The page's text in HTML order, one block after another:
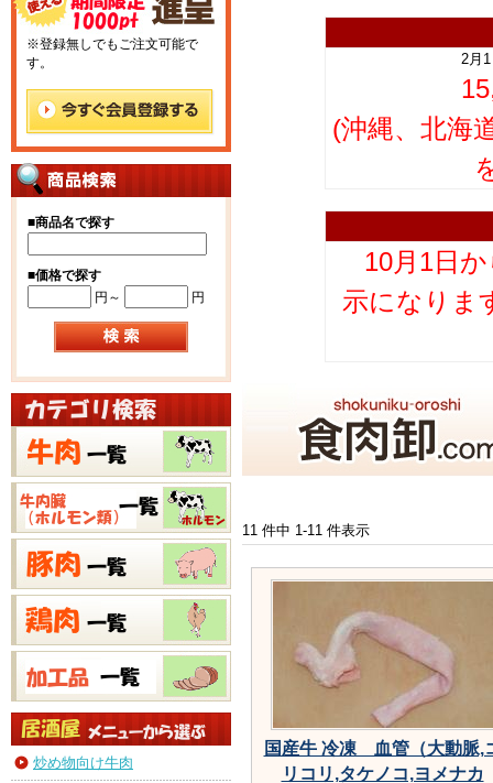
※登録無しでもご注文可能で
す。
■商品名で探す
■価格で探す
円～
円
炒め物向け牛肉
2月
(沖縄、北海
10月1日
示になりま
11 件中 1-11 件表示
国産牛 冷凍 血管（大動脈,
リコリ,タケノコ,ヨメナカ